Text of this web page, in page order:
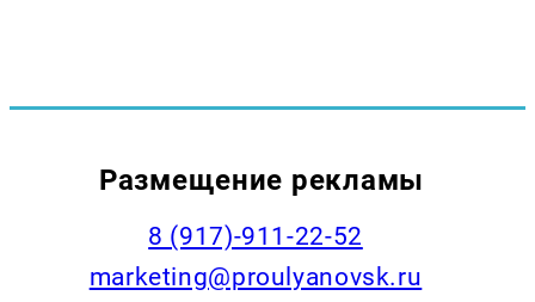
Размещение рекламы
8 (917)-911-22-52
marketing@proulyanovsk.ru